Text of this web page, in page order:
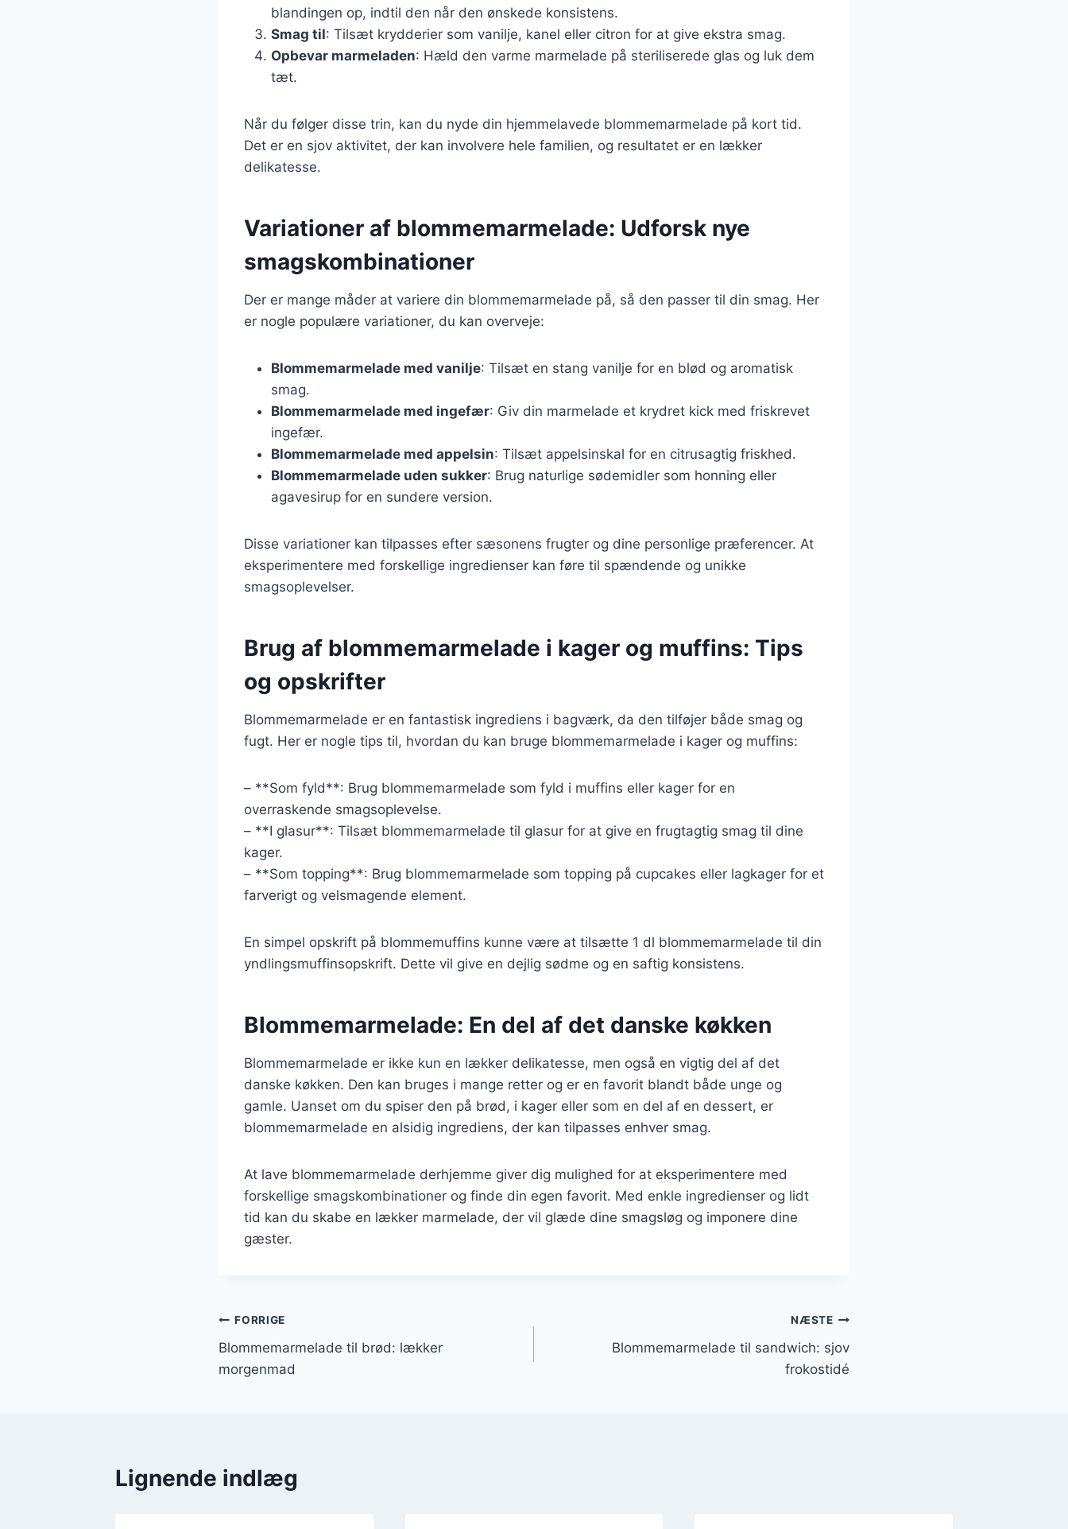
blandingen op, indtil den når den ønskede konsistens.
Smag til: Tilsæt krydderier som vanilje, kanel eller citron for at give ekstra smag.
Opbevar marmeladen: Hæld den varme marmelade på steriliserede glas og luk dem
tæt.
Når du følger disse trin, kan du nyde din hjemmelavede blommemarmelade på kort tid.
Det er en sjov aktivitet, der kan involvere hele familien, og resultatet er en lækker
delikatesse.
Variationer af blommemarmelade: Udforsk nye
smagskombinationer
Der er mange måder at variere din blommemarmelade på, så den passer til din smag. Her
er nogle populære variationer, du kan overveje:
Blommemarmelade med vanilje: Tilsæt en stang vanilje for en blød og aromatisk
smag.
Blommemarmelade med ingefær: Giv din marmelade et krydret kick med friskrevet
ingefær.
Blommemarmelade med appelsin: Tilsæt appelsinskal for en citrusagtig friskhed.
Blommemarmelade uden sukker: Brug naturlige sødemidler som honning eller
agavesirup for en sundere version.
Disse variationer kan tilpasses efter sæsonens frugter og dine personlige præferencer. At
eksperimentere med forskellige ingredienser kan føre til spændende og unikke
smagsoplevelser.
Brug af blommemarmelade i kager og muffins: Tips
og opskrifter
Blommemarmelade er en fantastisk ingrediens i bagværk, da den tilføjer både smag og
fugt. Her er nogle tips til, hvordan du kan bruge blommemarmelade i kager og muffins:
– **Som fyld**: Brug blommemarmelade som fyld i muffins eller kager for en
overraskende smagsoplevelse.
– **I glasur**: Tilsæt blommemarmelade til glasur for at give en frugtagtig smag til dine
kager.
– **Som topping**: Brug blommemarmelade som topping på cupcakes eller lagkager for et
farverigt og velsmagende element.
En simpel opskrift på blommemuffins kunne være at tilsætte 1 dl blommemarmelade til din
yndlingsmuffinsopskrift. Dette vil give en dejlig sødme og en saftig konsistens.
Blommemarmelade: En del af det danske køkken
Blommemarmelade er ikke kun en lækker delikatesse, men også en vigtig del af det
danske køkken. Den kan bruges i mange retter og er en favorit blandt både unge og
gamle. Uanset om du spiser den på brød, i kager eller som en del af en dessert, er
blommemarmelade en alsidig ingrediens, der kan tilpasses enhver smag.
At lave blommemarmelade derhjemme giver dig mulighed for at eksperimentere med
forskellige smagskombinationer og finde din egen favorit. Med enkle ingredienser og lidt
tid kan du skabe en lækker marmelade, der vil glæde dine smagsløg og imponere dine
gæster.
Indlægsnavigation
FORRIGE
Blommemarmelade til brød: lækker
morgenmad
NÆSTE
Blommemarmelade til sandwich: sjov
frokostidé
Lignende indlæg